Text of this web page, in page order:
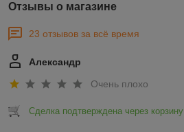
Отзывы о магазине
23 отзывов за всё время
Александр
Очень плохо
Сделка подтверждена через корзину